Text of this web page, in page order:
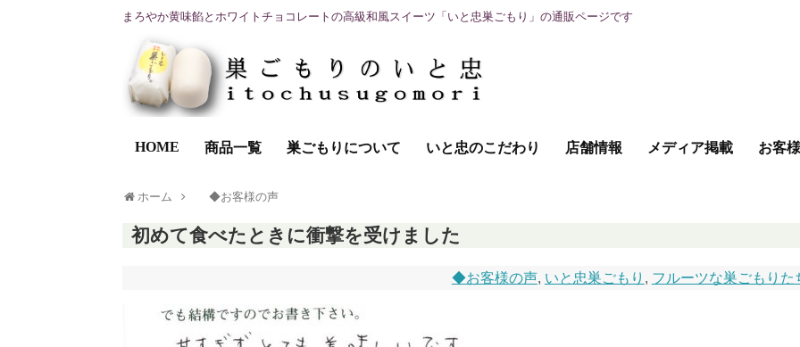
まろやか黄味餡とホワイトチョコレートの高級和風スイーツ「いと忠巣ごもり」の通販ページです
HOME 商品一覧 巣ごもりについて いと忠のこだわり 店舗情報 メディア掲載 お客
ホーム ◆お客様の声
初めて食べたときに衝撃を受けました
◆お客様の声, いと忠巣ごもり , フルーツな巣ごもりた